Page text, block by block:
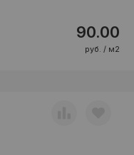
90.00
руб. / м2